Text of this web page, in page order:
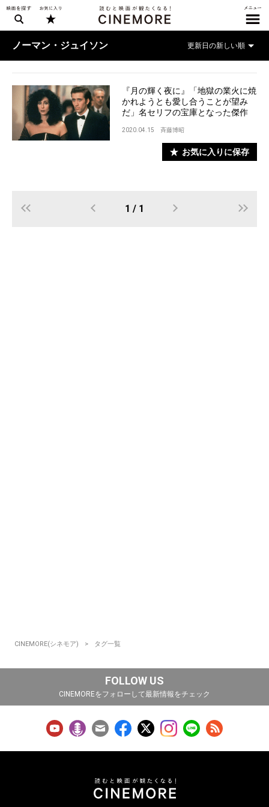
ノーマン・ジュイソン
『月の輝く夜に』「地獄の業火に焼
かれようとも愛し合うことが望み
だ」名セリフの宝庫となった傑作
2020.04.15 斉藤博昭
お気に入りに保存
1 / 1
CINEMORE(シネモア) タグ一覧
FOLLOW US
CINEMOREをフォローして最新情報をチェック